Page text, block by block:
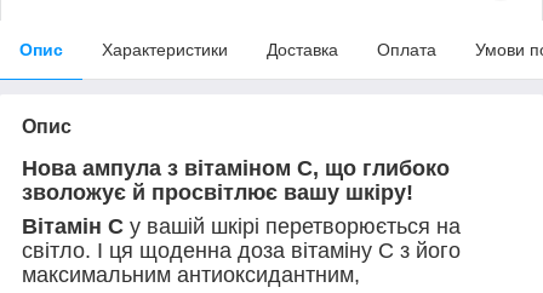
Опис Характеристики Доставка Оплата Умови
Опис
Нова ампула з вітаміном С, що глибоко
зволожує й просвітлює вашу шкіру!
Вітамін С у вашій шкірі перетворюється на
світло. І ця щоденна доза вітаміну C з його
максимальним антиоксидантним,